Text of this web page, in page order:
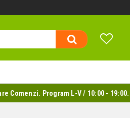
Comenzi. Program L-V / 10:00 -